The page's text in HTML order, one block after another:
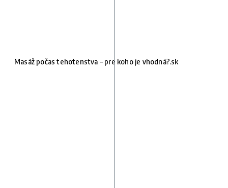
Masáž počas tehotenstva – pre koho je vhodná?.sk